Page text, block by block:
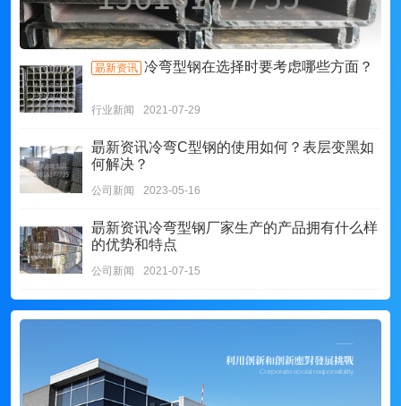
朂新资讯 冷弯型钢在选择时要考虑哪些方面？
行业新闻 2021-07-29
朂新资讯冷弯C型钢的使用如何？表层变黑如
何解决？
公司新闻 2023-05-16
朂新资讯冷弯型钢厂家生产的产品拥有什么样
的优势和特点
公司新闻 2021-07-15